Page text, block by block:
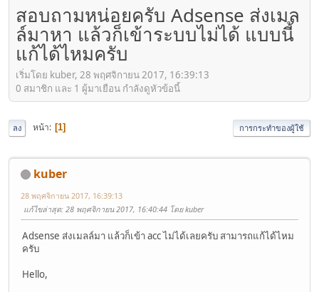
สอบถามหน่อยครับ Adsense ส่งเมล
ล์มาหา แล้วก็เข้าระบบไม่ได้ แบบนี้
แก้ได้ไหมครับ
เริ่มโดย kuber, 28 พฤศจิกายน 2017, 16:39:13
0 สมาชิก และ 1 ผู้มาเยือน กำลังดูหัวข้อนี้
ลง หน้า 1 การกระทำของผู้ใช้
kuber
28 พฤศจิกายน 2017, 16:39:13
แก้ไขล่าสุด: 28 พฤศจิกายน 2017, 16:40:44 โดย kuber
Adsense ส่งเมลล์มา แล้วก็เข้า acc ไม่ได้เลยครับ สามารถแก้ได้ไหม
ครับ
Hello,